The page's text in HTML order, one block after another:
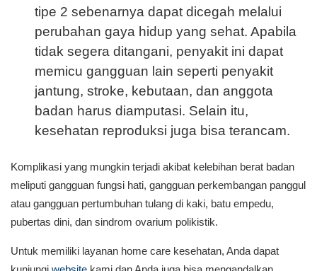
tipe 2 sebenarnya dapat dicegah melalui
perubahan gaya hidup yang sehat. Apabila
tidak segera ditangani, penyakit ini dapat
memicu gangguan lain seperti penyakit
jantung, stroke, kebutaan, dan anggota
badan harus diamputasi. Selain itu,
kesehatan reproduksi juga bisa terancam.
Komplikasi yang mungkin terjadi akibat kelebihan berat badan
meliputi gangguan fungsi hati, gangguan perkembangan panggul
atau gangguan pertumbuhan tulang di kaki, batu empedu,
pubertas dini, dan sindrom ovarium polikistik.
Untuk memiliki layanan home care kesehatan, Anda dapat